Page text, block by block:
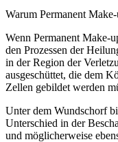
Warum Permanent
Wenn Permanent Make-
den Prozessen der
in der Region der
ausgeschüttet, die dem
Zellen gebildet werden
Unter dem Wundschorf
Unterschied in der
und möglicherweise